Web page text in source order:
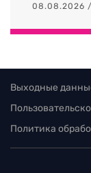
08.08.2026
Выходные
Политика